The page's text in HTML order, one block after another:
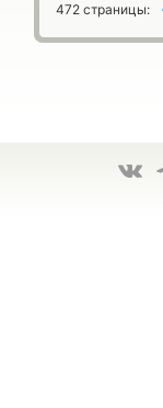
472 страницы: